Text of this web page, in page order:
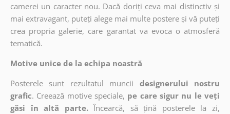
camerei un caracter nou. Dacă doriți ceva mai distinctiv și
mai extravagant, puteți alege mai multe postere și vă puteți
crea propria galerie, care garantat va evoca o atmosferă
tematică.
Motive unice de la echipa noastră
Posterele sunt rezultatul muncii
designerului nostru
grafic. Creează motive speciale, pe care sigur nu le veți
găsi în altă parte. Încearcă, să țină posterele la zi,